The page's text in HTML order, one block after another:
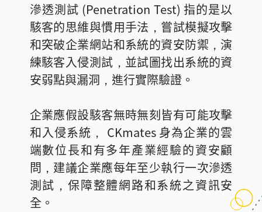
滲透測試 (Penetration Test) 指的是以
駭客的思維與慣用手法，嘗試模擬攻擊
和突破企業網站和系統的資安防禦，演
練駭客入侵測試，並試圖找出系統的資
安弱點與漏洞，進行實際驗證。
企業應假設駭客無時無刻皆有可能攻擊
和入侵系統， CKmates 身為企業的雲
端數位長和有多年產業經驗的資安顧
問，建議企業應每年至少執行一次滲透
測試，保障整體網路和系統之資訊安
全。